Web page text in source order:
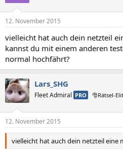
12. November 2015
vielleicht hat auch dein netzteil
kannst du mit einem anderen
normal hochfährt?
Lars_SHG
Fleet Admiral PRO 🎅Rätsel-
12. November 2015
vielleicht hat auch dein netzteil eine